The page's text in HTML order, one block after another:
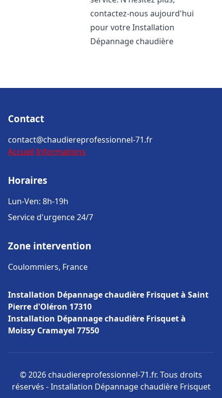
contactez-nous aujourd'hui
pour votre Installation
Dépannage chaudière
Contact
contact@chaudiereprofessionnel-71.fr
Accueil Informations
Horaires
Lun-Ven: 8h-19h
Service d'urgence 24/7
Zone intervention
Coulommiers, France
Installation Dépannage chaudière Frisquet à Saint
Pierre d'Oléron 17310
Installation Dépannage chaudière Frisquet à
Moissy Cramayel 77550
© 2026 chaudiereprofessionnel-71.fr. Tous droits
réservés - Installation Dépannage chaudière Frisquet